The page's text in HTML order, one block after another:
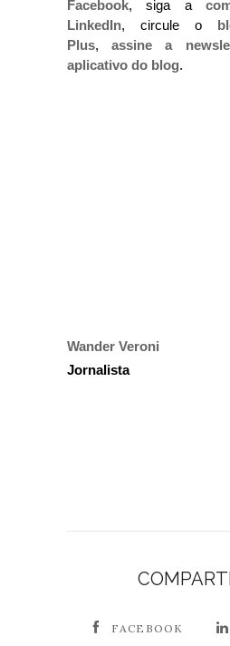
Facebook, siga a
LinkedIn, circule o
Plus,assine a
aplicativo do blog.
Wander Veroni
Jornalista
FACEBOOK